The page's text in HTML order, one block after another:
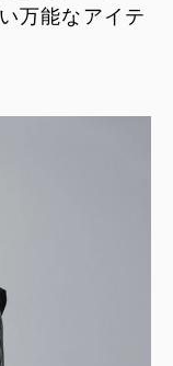
万能なアイテ